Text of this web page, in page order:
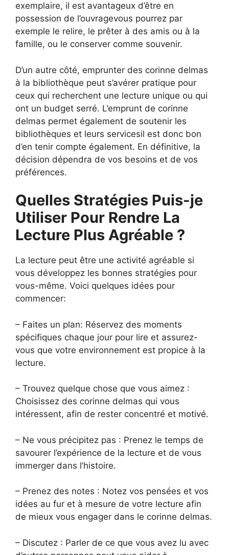
exemplaire, il est avantageux d’être en
possession de l’ouvragevous pourrez par
exemple le relire, le prêter à des amis ou à la
famille, ou le conserver comme souvenir.
D’un autre côté, emprunter des corinne delmas
à la bibliothèque peut s’avérer pratique pour
ceux qui recherchent une lecture unique ou qui
ont un budget serré. L’emprunt de corinne
delmas permet également de soutenir les
bibliothèques et leurs servicesil est donc bon
d’en tenir compte également. En définitive, la
décision dépendra de vos besoins et de vos
préférences.
Quelles Stratégies Puis-je
Utiliser Pour Rendre La
Lecture Plus Agréable ?
La lecture peut être une activité agréable si
vous développez les bonnes stratégies pour
vous-même. Voici quelques idées pour
commencer:
– Faites un plan: Réservez des moments
spécifiques chaque jour pour lire et assurez-
vous que votre environnement est propice à la
lecture.
– Trouvez quelque chose que vous aimez :
Choisissez des corinne delmas qui vous
intéressent, afin de rester concentré et motivé.
– Ne vous précipitez pas : Prenez le temps de
savourer l’expérience de la lecture et de vous
immerger dans l’histoire.
– Prenez des notes : Notez vos pensées et vos
idées au fur et à mesure de votre lecture afin
de mieux vous engager dans le corinne delmas.
– Discutez : Parler de ce que vous avez lu avec